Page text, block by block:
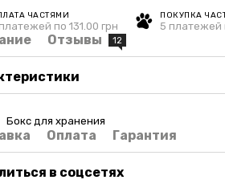
ЧАСТЯМИ
по 131.00 грн
ПОКУПКА
5 платежей
Отзывы 12
Бокс для хранения
Оплата Гарантия
в соцсетях